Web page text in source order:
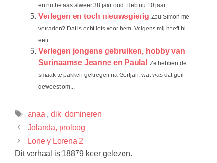
en nu helaas alweer 38 jaar oud. Heb nu 10 jaar...
Verlegen en toch nieuwsgierig Zou Simon me
verraden? Dat is echt iets voor hem. Volgens mij heeft hij
een...
Verlegen jongens gebruiken, hobby van
Surinaamse Jeanne en Paula! Ze hebben de
smaak te pakken gekregen na Gertjan, wat was dat geil
geweest om...
Tags
anaal , dik, domineren
Jolanda, proloog
Lonely Lorena 2
Dit verhaal is 18879 keer gelezen.